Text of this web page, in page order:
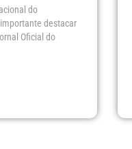
do
destacar
Oficial do